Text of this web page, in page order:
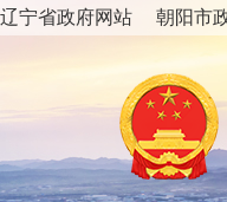
辽宁省政府网站 朝阳市